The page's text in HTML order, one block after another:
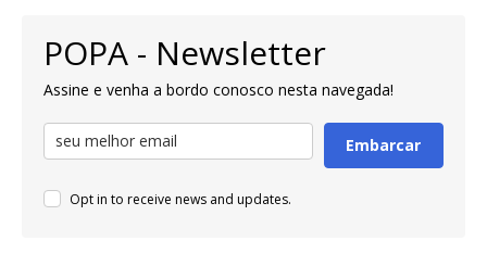
POPA - Newsletter
Assine e venha a bordo conosco nesta navegada!
Embarcar
Opt in to receive news and updates.